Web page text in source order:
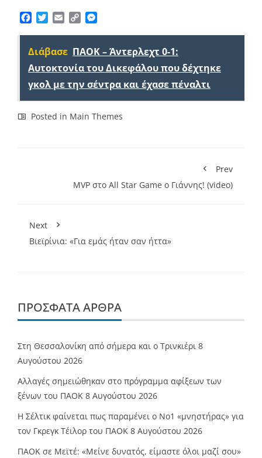
Facebook
TwitterEmailCopy
Διάβασε ΠΑΟΚ – Άντερλεχτ 0-1:
Αυτοκτονία του Δικεφάλου που δέχτηκε
γκολ με την σέντρα και έχασε πέναλτι
Posted in Main Themes
Prev
MVP στο All Star Game ο Γιάννης! (video)
Next
Βιεϊρίνια: «Για εμάς ήταν σαν ήττα»
ΠΡΌΣΦΑΤΑ ΆΡΘΡΑ
Στη Θεσσαλονίκη από σήμερα και ο Τρινκιέρι 8
Αυγούστου 2026
Αλλαγές σημειώθηκαν στο πρόγραμμα αφίξεων των
ξένων του ΠΑΟΚ 8 Αυγούστου 2026
Η Σέλτικ φαίνεται πως παραμένει ο Νο1 «μνηστήρας» για
τον Γκρεγκ Τέιλορ του ΠΑΟΚ 8 Αυγούστου 2026
ΠΑΟΚ σε Μεϊτέ: «Μείνε δυνατός, είμαστε όλοι μαζί σου»